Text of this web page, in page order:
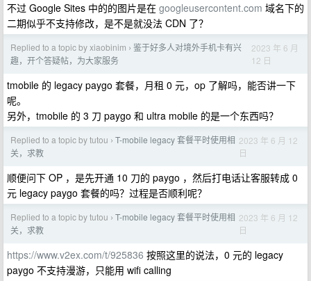
不过 Google Sites 中的的图片是在 googleusercontent.com 域名下的
二期似乎不支持修改，是不是就没法 CDN 了？
Replied to a topic by xiaobinim › 鉴于好多人对境外手机卡有兴
趣，开个答疑帖，为大家服务
2023 年 6 月
12 日
tmobile 的 legacy paygo 套餐，月租 0 元，op 了解吗，能否讲一下
呢。
另外，tmobile 的 3 刀 paygo 和 ultra mobile 的是一个东西吗？
Replied to a topic by tutou › T-mobile legacy 套餐平时使用相
关，求教
2023 年 6 月 12
日
顺便问下 OP ，是先开通 10 刀的 paygo ，然后打电话让客服转成 0
元 legacy paygo 套餐的吗？过程是否顺利呢？
Replied to a topic by tutou › T-mobile legacy 套餐平时使用相
关，求教
2023 年 6 月 12
日
https://www.v2ex.com/t/925836 按照这里的说法，0 元的 legacy
paygo 不支持漫游，只能用 wifi calling